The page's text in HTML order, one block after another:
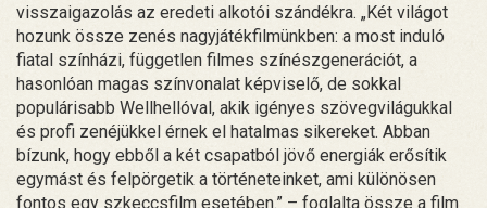
visszaigazolás az eredeti alkotói szándékra. „Két világot
hozunk össze zenés nagyjátékfilmünkben: a most induló
fiatal színházi, független filmes színészgenerációt, a
hasonlóan magas színvonalat képviselő, de sokkal
populárisabb Wellhellóval, akik igényes szövegvilágukkal
és profi zenéjükkel érnek el hatalmas sikereket. Abban
bízunk, hogy ebből a két csapatból jövő energiák erősítik
egymást és felpörgetik a történeteinket, ami különösen
fontos egy szkeccsfilm esetében.” – foglalta össze a film